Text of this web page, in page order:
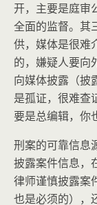
开，主要是庭审
全面的监督。其
供，媒体是很难
的，嫌疑人要向
向媒体披露（披
是孤证，很难查
要是总编辑，你
刑案的可靠信息
披露案件信息，
律师谨慎披露案
也是必须的），